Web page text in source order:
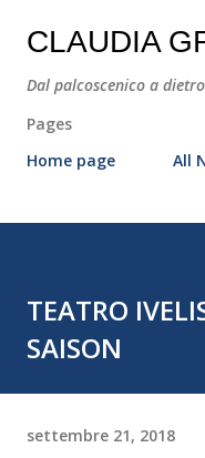
CLAUDIA
Dal palcoscenico a
Pages
Home page
All
TEATRO
SAISON
settembre 21, 2018